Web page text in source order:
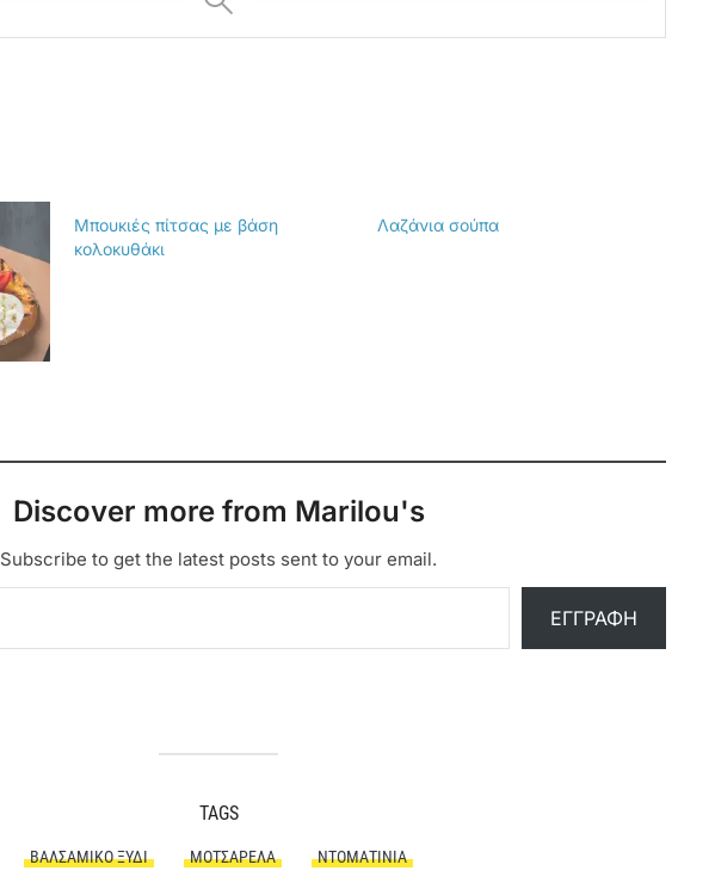
Μπουκιές πίτσας με βάση
κολοκυθάκι
Λαζάνια σούπα
Discover more from Marilou's
Subscribe to get the latest posts sent to your email.
ΕΓΓΡΑΦΉ
TAGS
ΒΑΛΣΆΜΙΚΟ ΞΎΔΙ ΜΟΤΣΑΡΈΛΑ ΝΤΟΜΑΤΊΝΙΑ